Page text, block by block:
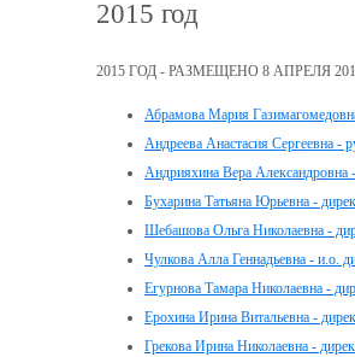
2015 год
2015 ГОД - РАЗМЕЩЕНО 8 АПРЕЛЯ
Абрамова Мария
Андреева Анастасия Сергеевна -
Андрияхина Вера
Бухарина Татьяна Юрьевна -
Шебашова Ольга Николаевна -
Чулкова Алла Геннадьевна - и.о.
Егурнова Тамара Николаевна -
Ерохина Ирина Витальевна -
Грекова Ирина Николаевна -